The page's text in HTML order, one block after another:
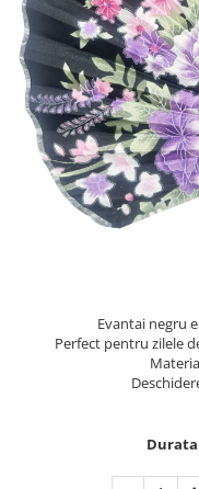
Papioane Cu Model
Cravate
Cravate Ascot Matase
Esarfe Matase & Vascoza
Bretele
Palarii
Butoni & Ace De Cravata
Bijuterii
De Birou
Textile
Cutii Muzicale
Mic Mobilier &
Aromaterapie
De Gradina
Figurine Spargatorul De
Figurine & Plusuri
Cani & Cesti Craciun
Pahare
Accesorii Bar
Accesorii Servire
Depozitare Alimente &
Condimente
Utile In Bucatarie
Evantai negru
Perfect pentru zilele